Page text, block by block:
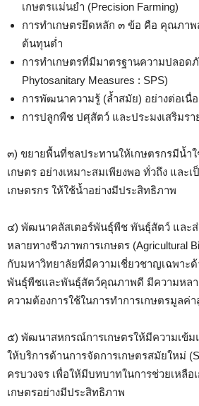
เกษตรแม่นยำ (Precision Farming)
การทำเกษตรยึดหลัก ๓ ข้อ คือ คุณภาพ
ต้นทุนต่ำ
การทำเกษตรที่มีมาตรฐานความปลอดภั
Phytosanitary Measures : SPS)
การพัฒนาความรู้ (ล้ำสมัย) อย่างต่อเนื่อ
การปลูกพืช ปศุสัตว์ และประมงเสริมรา
๓) ขยายพื้นที่ชลประทานให้เกษตรกรมีน้ำ
เกษตร อย่างเหมาะสมเพียงพอ ทั่วถึง และ
เกษตรกร ให้ใช้น้ำอย่างมีประสิทธิภาพ
๔) พัฒนาคลัสเตอร์พันธุ์พืช พันธุ์สัตว์ และส่
หลายทางชีวภาพการเกษตร (Agricultural
กับมหาวิทยาลัยที่มีความเชี่ยวชาญเฉพาะด้
พันธุ์พืชและพันธุ์สัตว์คุณภาพดี มีความหลา
ความต้องการใช้ในการทำการเกษตรมูลค่า
๕) พัฒนาสหกรณ์การเกษตรให้มีความเข้ม
ให้บริการด้านการจัดการเกษตรสมัยใหม่
ครบวงจร เพื่อให้มีบทบาทในการช่วยเหลือ
เกษตรอย่างมีประสิทธิภาพ